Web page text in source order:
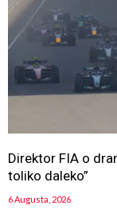
Direktor FIA o
toliko daleko”
6 Augusta, 2026